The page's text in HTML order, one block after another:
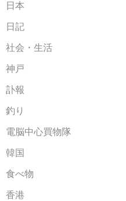
日本
日記
社会・生活
神戸
訃報
釣り
電脳中心買物隊
韓国
食べ物
香港